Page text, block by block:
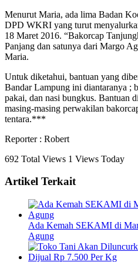
Menurut Maria, ada lima Badan
DPD WKRI yang turut
18 Maret 2016. “Bakorcap
Panjang dan satunya dari Margo
Maria.
Untuk diketahui, bantuan yang
Bandar Lampung ini diantaranya ;
pakai, dan nasi bungkus. Bantuan
masing-masing perwakilan
tentara.***
Reporter : Robert
692 Total Views 1 Views Today
Artikel Terkait
Ada Kemah SEKAMI di
Agung